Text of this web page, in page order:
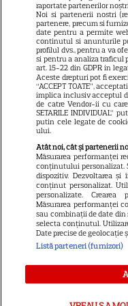
Copyright2026Ringier
Jocurile de
raportate partenerilor
Noi si partenerii nostri
partenere, precum si
date pentru a permite
continutul si anunturile
profilul dvs., pentru a va
si pentru a analiza traficul
art. 15-22 din GDPR in
Aceste drepturi pot fi
“ACCEPT TOATE”,
implica inclusiv acceptul
de catre Vendor-ii cu
SETARILE INDIVIDUAL”
putin cele legate de
ului.
Atât noi, cât și partenerii
Măsurarea performanței
conținutului personalizat.
dispozitiv. Dezvoltarea și
conținut personalizat.
personalizate. Crearea
Măsurarea performanței
sau combinații de date
selecta conținutul.
Date precise de
Listă parteneri (furnizori)